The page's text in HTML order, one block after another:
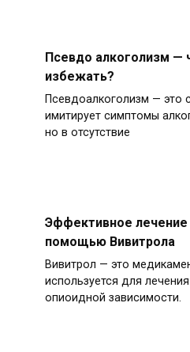
Псевдо алкоголизм —
избежать?
Псевдоалкоголизм — это
имитирует симптомы
но в отсутствие
Эффективное лечение
помощью Вивитрола
Вивитрол — это
используется для
опиоидной зависимости.